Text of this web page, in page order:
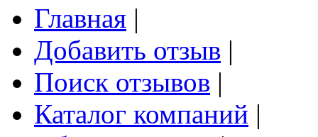
Главная |
Добавить отзыв |
Поиск отзывов |
Каталог компаний |